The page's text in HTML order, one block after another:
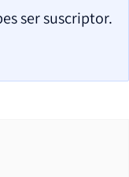
ser suscriptor.